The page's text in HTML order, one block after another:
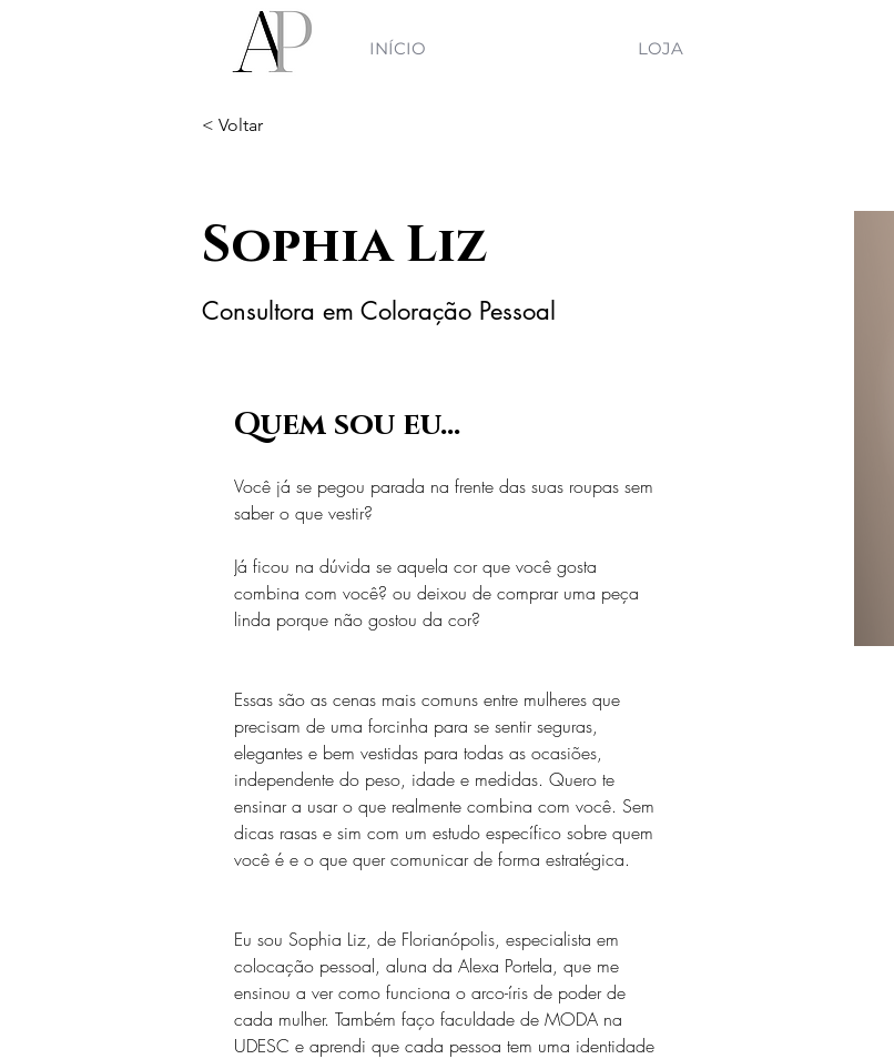
INÍCIO LOJA
< Voltar
Sophia Liz
Consultora em Coloração Pessoal
Quem sou eu...
Você já se pegou parada na frente das suas roupas sem
saber o que vestir?
Já ficou na dúvida se aquela cor que você gosta
combina com você? ou deixou de comprar uma peça
linda porque não gostou da cor?
Essas são as cenas mais comuns entre mulheres que
precisam de uma forcinha para se sentir seguras,
elegantes e bem vestidas para todas as ocasiões,
independente do peso, idade e medidas. Quero te
ensinar a usar o que realmente combina com você. Sem
dicas rasas e sim com um estudo específico sobre quem
você é e o que quer comunicar de forma estratégica.
Eu sou Sophia Liz, de Florianópolis, especialista em
colocação pessoal, aluna da Alexa Portela, que me
ensinou a ver como funciona o arco-íris de poder de
cada mulher. Também faço faculdade de MODA na
UDESC e aprendi que cada pessoa tem uma identidade